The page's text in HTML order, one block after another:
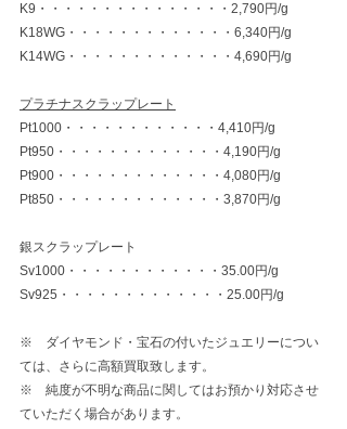
K9・・・・・・・・・・・・・・・2,790円/g
K18WG・・・・・・・・・・・・・6,340円/g
K14WG・・・・・・・・・・・・・4,690円/g
プラチナスクラップレート
Pt1000・・・・・・・・・・・・4,410円/g
Pt950・・・・・・・・・・・・・4,190円/g
Pt900・・・・・・・・・・・・・4,080円/g
Pt850・・・・・・・・・・・・・3,870円/g
銀スクラップレート
Sv1000・・・・・・・・・・・・35.00円/g
Sv925・・・・・・・・・・・・・25.00円/g
※　ダイヤモンド・宝石の付いたジュエリーについ
ては、さらに高額買取致します。
※　純度が不明な商品に関してはお預かり対応させ
ていただく場合があります。